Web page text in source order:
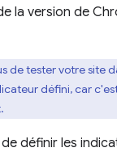
la version de
de tester votre site
défini, car
définir les